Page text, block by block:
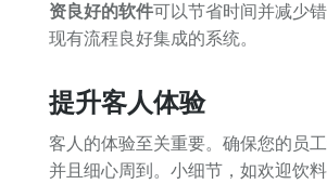
资良好的软件可以节省时间并减少
现有流程良好集成的系统。
提升客人体验
客人的体验至关重要。确保您的员
并且细心周到。小细节，如欢迎饮